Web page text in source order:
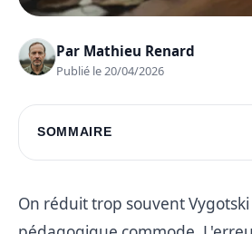
Par Mathieu Renard
Publié le 20/04/2026
SOMMAIRE
Lev Vygotski et son impact sur
Exploration des concepts
On réduit trop souvent